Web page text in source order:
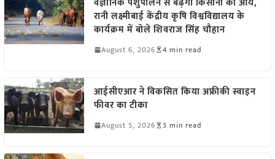
रानी लक्ष्मीबाई केंद्रीय कृषि विश्वविद्यालय के
कार्यक्रम में बोले शिवराज सिंह चौहान
August 6, 2026 4 min read
आईसीएआर ने विकसित किया अफ्रीकी स्वाइन
फीवर का टीका
August 5, 2026 3 min read